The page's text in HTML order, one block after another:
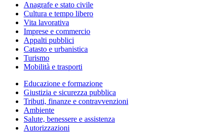
Anagrafe e stato civile
Cultura e tempo libero
Vita lavorativa
Imprese e commercio
Appalti pubblici
Catasto e urbanistica
Turismo
Mobilità e trasporti
Educazione e formazione
Giustizia e sicurezza pubblica
Tributi, finanze e contravvenzioni
Ambiente
Salute, benessere e assistenza
Autorizzazioni